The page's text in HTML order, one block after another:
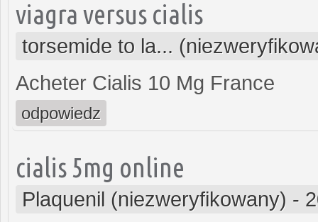
viagra versus cialis
torsemide to la...
Acheter Cialis 10 Mg France
odpowiedz
cialis 5mg online
Plaquenil (niezweryfikowany) -